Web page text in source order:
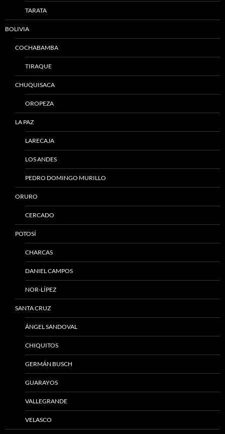
TARATA
BOLIVIA
COCHABAMBA
TIRAQUE
CHUQUISACA
OROPEZA
LA PAZ
LARECAJA
LOS ANDES
PEDRO DOMINGO MURILLO
ORURO
CERCADO
POTOSÍ
CHARCAS
DANIEL CAMPOS
NOR-LÍPEZ
SANTA CRUZ
ÁNGEL SANDOVAL
CHIQUITOS
GERMÁN BUSCH
GUARAYOS
VALLEGRANDE
VELASCO